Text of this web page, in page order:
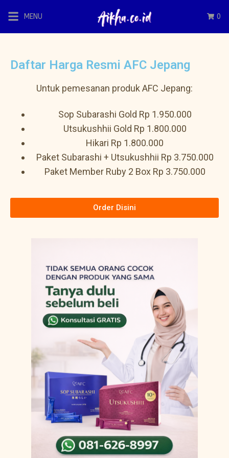
MENU 0
Daftar Harga Resmi AFC Jepang
Untuk pemesanan produk AFC Jepang:
Sop Subarashi Gold Rp 1.950.000
Utsukushhii Gold Rp 1.800.000
Hikari Rp 1.800.000
Paket Subarashi + Utsukushhii Rp 3.750.000
Paket Member Ruby 2 Box Rp 3.750.000
Order Disini